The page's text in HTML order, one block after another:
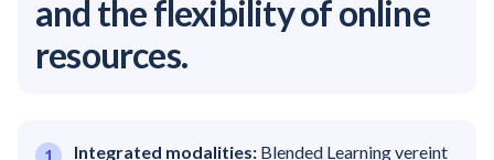
and the flexibility of online
resources.
Integrated modalities: Blended Learning vereint